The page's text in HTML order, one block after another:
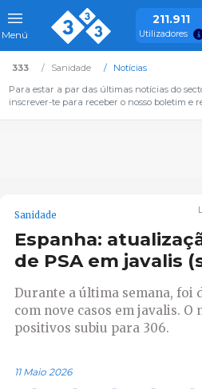
Menú
211.911
Utilizadores
333 Sanidade
Notícias
Para estar a par das últimas notícias do
inscrever-te para receber o nosso boletim e
Sanidade
Espanha:
de PSA em javalis
Durante a última semana, foi
com nove casos em javalis. O
positivos subiu para 306.
11 Maio 2026